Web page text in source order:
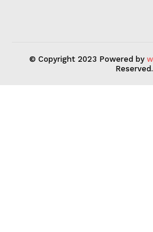
© Copyright 2023 Powered by
Reserved.